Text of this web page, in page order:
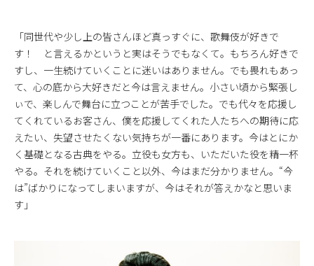
「同世代や少し上の皆さんほど真っすぐに、歌舞伎が好きで
す！ と言えるかというと実はそうでもなくて。もちろん好きで
すし、一生続けていくことに迷いはありません。でも畏れもあっ
て、心の底から大好きだと今は言えません。小さい頃から緊張し
ぃで、楽しんで舞台に立つことが苦手でした。でも代々を応援し
てくれているお客さん、僕を応援してくれた人たちへの期待に応
えたい、失望させたくない気持ちが一番にあります。今はとにか
く基礎となる古典をやる。立役も女方も、いただいた役を精一杯
やる。それを続けていくこと以外、今はまだ分かりません。“今
は”ばかりになってしまいますが、今はそれが答えかなと思いま
す」